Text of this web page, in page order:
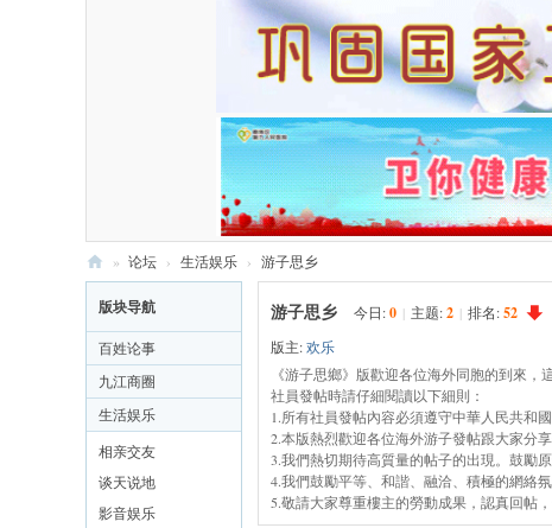
江
社
区
网
» 论坛 › 生活娱乐 › 游子思乡
版块导航
百姓论事
九江商圈
生活娱乐
相亲交友
谈天说地
影音娱乐
游子思乡 今日:0 | 主题:2 | 排名:52
版主:欢乐
《游子思鄉》版歡迎各位海外同胞的到來
社員發帖時請仔細閱讀以下細則：
1.所有社員發帖內容必須遵守中華人民共和
2.本版熱烈歡迎各位海外游子發帖跟大家分
3.我們熱切期待高質量的帖子的出現。鼓勵
4.我們鼓勵平等、和諧、融洽、積極的網絡
5.敬請大家尊重樓主的勞動成果，認真回帖